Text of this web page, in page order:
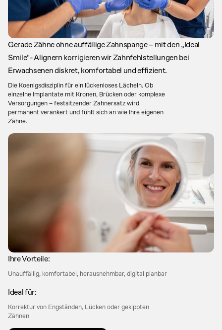
Gerade Zähne ohne auffällige Zahnspange – mit den „Ideal
Smile"- Alignern korrigieren wir Zahnfehlstellungen bei
Erwachsenen diskret, komfortabel und effizient.
Die Koenigsdisziplin für ein lückenloses Lächeln. Ob
einzelne Implantate mit Kronen, Brücken oder komplexe
Versorgungen – festsitzender Zahnersatz wird
permanent verankert und fühlt sich an wie Ihre eigenen
Zähne.
Ihre Vorteile:
Unauffällig, komfortabel, herausnehmbar, digital planbar
Ideal für:
Korrektur von Engständen, Lücken oder gekippten
Zähnen